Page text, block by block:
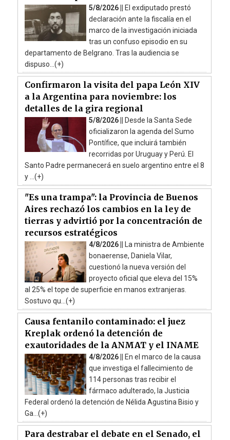
5/8/2026 ||
El exdiputado prestó
declaración ante la fiscalía en el
marco de la investigación iniciada
tras un confuso episodio en su
departamento de Belgrano. Tras la audiencia se
dispuso...(+)
Confirmaron la visita del papa León XIV
a la Argentina para noviembre: los
detalles de la gira regional
5/8/2026 ||
Desde la Santa Sede
oficializaron la agenda del Sumo
Pontífice, que incluirá también
recorridas por Uruguay y Perú. El
Santo Padre permanecerá en suelo argentino entre el 8
y ...(+)
"Es una trampa": la Provincia de Buenos
Aires rechazó los cambios en la ley de
tierras y advirtió por la concentración de
recursos estratégicos
4/8/2026 ||
La ministra de Ambiente
bonaerense, Daniela Vilar,
cuestionó la nueva versión del
proyecto oficial que eleva del 15%
al 25% el tope de superficie en manos extranjeras.
Sostuvo qu...(+)
Causa fentanilo contaminado: el juez
Kreplak ordenó la detención de
exautoridades de la ANMAT y el INAME
4/8/2026 ||
En el marco de la causa
que investiga el fallecimiento de
114 personas tras recibir el
fármaco adulterado, la Justicia
Federal ordenó la detención de Nélida Agustina Bisio y
Ga...(+)
Para destrabar el debate en el Senado, el